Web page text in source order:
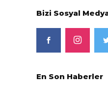
Bizi Sosyal
En Son Haberler